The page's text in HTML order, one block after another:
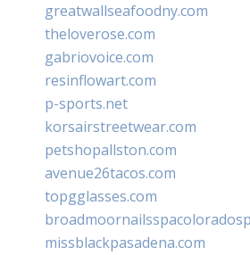
greatwallseafoodny.com
theloverose.com
gabriovoice.com
resinflowart.com
p-sports.net
korsairstreetwear.com
petshopallston.com
avenue26tacos.com
topgglasses.com
missblackpasadena.com